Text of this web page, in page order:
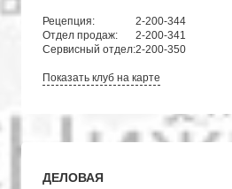
Рецепция:
2-200-344
Отдел продаж:
2-200-341
Сервисный отдел:2-200-350
Показать клуб на карте
ДЕЛОВАЯ